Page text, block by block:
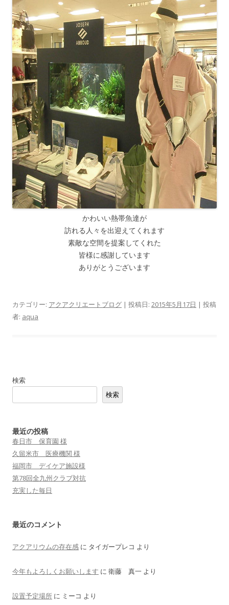
かわいい熱帯魚達が
訪れる人々を出迎えてくれます
素敵な空間を提案してくれた
皆様に感謝しています
ありがとうございます
カテゴリー: アクアクリエートブログ | 投稿日: 2015年5月17日 | 投稿
者: aqua
検索
検索
最近の投稿
春日市 保育園 様
久留米市 医療機関 様
福岡市 デイケア施設様
第78回全九州クラブ対抗
充実した毎日
最近のコメント
アクアリウムの存在感 に タイガープレコ より
今年もよろしくお願いします に 衛藤 真一 より
設置予定場所 に ミーコ より